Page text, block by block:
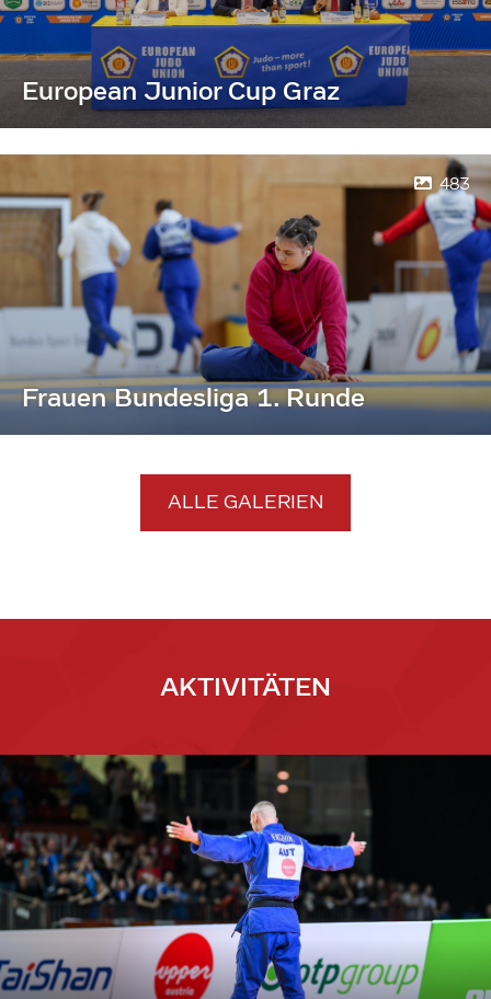
European Junior Cup Graz
483
Frauen Bundesliga 1. Runde
ALLE GALERIEN
AKTIVITÄTEN